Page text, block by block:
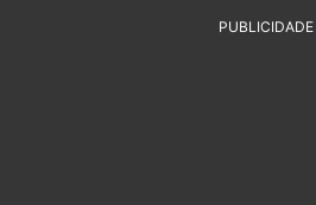
PUBLICIDADE